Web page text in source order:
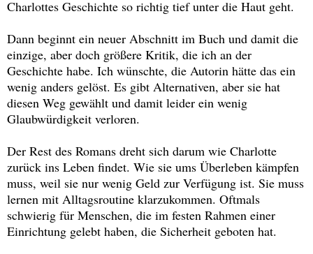
Charlottes Geschichte so richtig tief unter die Haut geht.
Dann beginnt ein neuer Abschnitt im Buch und damit die
einzige, aber doch größere Kritik, die ich an der
Geschichte habe. Ich wünschte, die Autorin hätte das ein
wenig anders gelöst. Es gibt Alternativen, aber sie hat
diesen Weg gewählt und damit leider ein wenig
Glaubwürdigkeit verloren.
Der Rest des Romans dreht sich darum wie Charlotte
zurück ins Leben findet. Wie sie ums Überleben kämpfen
muss, weil sie nur wenig Geld zur Verfügung ist. Sie muss
lernen mit Alltagsroutine klarzukommen. Oftmals
schwierig für Menschen, die im festen Rahmen einer
Einrichtung gelebt haben, die Sicherheit geboten hat.